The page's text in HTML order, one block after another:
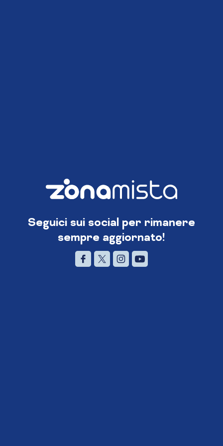
Seguici sui social per rimanere
sempre aggiornato!